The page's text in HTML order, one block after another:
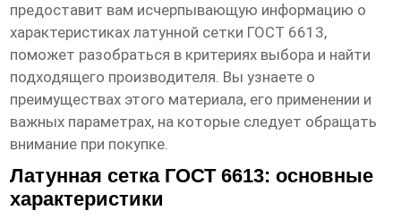
предоставит вам исчерпывающую информацию о
характеристиках латунной сетки ГОСТ 6613,
поможет разобраться в критериях выбора и найти
подходящего производителя. Вы узнаете о
преимуществах этого материала, его применении и
важных параметрах, на которые следует обращать
внимание при покупке.
Латунная сетка ГОСТ 6613: основные
характеристики